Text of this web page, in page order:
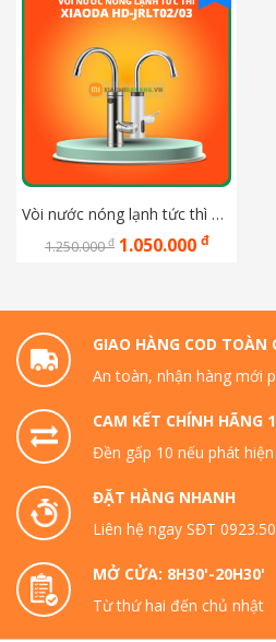
Vòi nước nóng lạnh tức thì Xiaomi xiaoda HD-JRLT02/03
1.250.000đ 1.050.000 đ
GIAO HÀNG COD TOÀN
An toàn, nhận hàng mới
CAM KẾT CHÍNH HÃNG
Đền gấp 10 nếu phát
ĐẶT HÀNG NHANH
Liên hệ ngay SĐT
MỞ CỬA: 8H30'-20H30'
Từ thứ hai đến chủ nhật